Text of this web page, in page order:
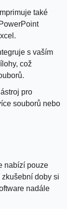
také
s vaším
což
pro
souborů nebo
nabízí pouze
doby si
nadále